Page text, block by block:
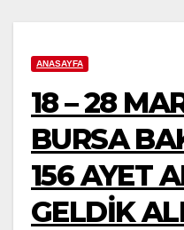
ANASAYFA
18 – 28
BURSA
156 AYET
GELDİK